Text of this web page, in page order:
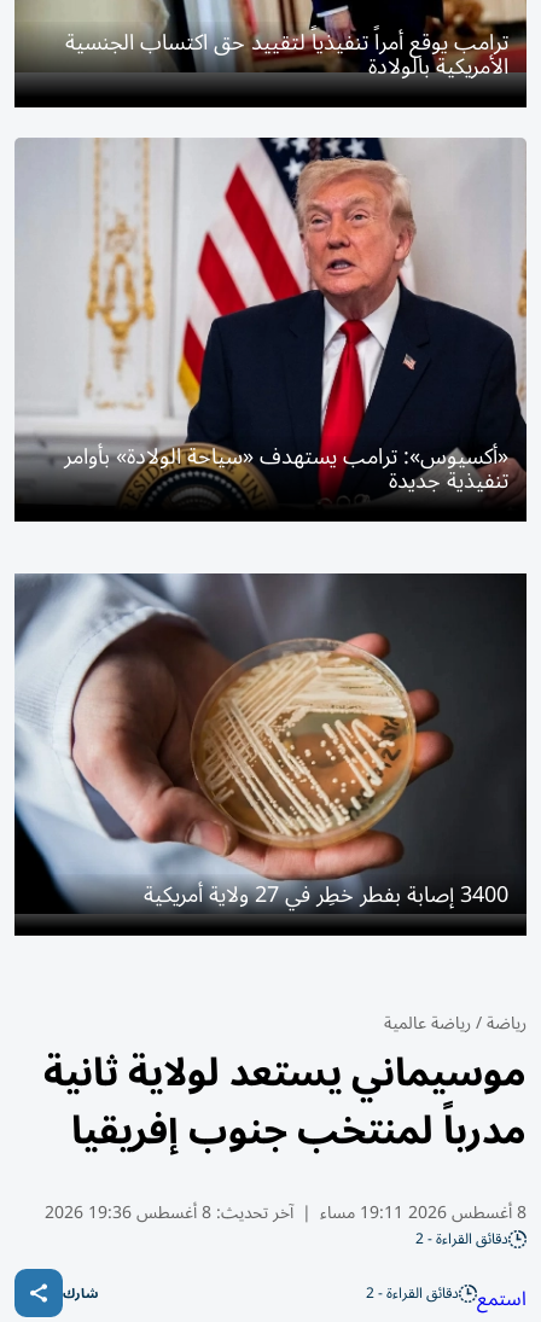
ترامب يوقع أمراً تنفيذياً لتقييد حق اكتساب الجنسية
الأمريكية بالولادة
«أكسيوس»: ترامب يستهدف «سياحة الولادة» بأوامر
تنفيذية جديدة
3400 إصابة بفطر خطِر في 27 ولاية أمريكية
رياضة/رياضة عالمية
موسيماني يستعد لولاية ثانية
مدرباً لمنتخب جنوب إفريقيا
8 أغسطس 2026 19:11 مساء | آخر تحديث:8 أغسطس 19:36 2026
دقائق القراءة - 2
استمع دقائق القراءة - 2 شارك